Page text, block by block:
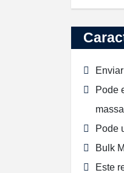
Pode
Pode
Bulk
Este